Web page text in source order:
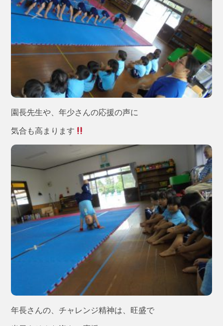
園長先生や、年少さんの応援の声に
気合も高まります
年長さんの、チャレンジ精神は、旺盛で